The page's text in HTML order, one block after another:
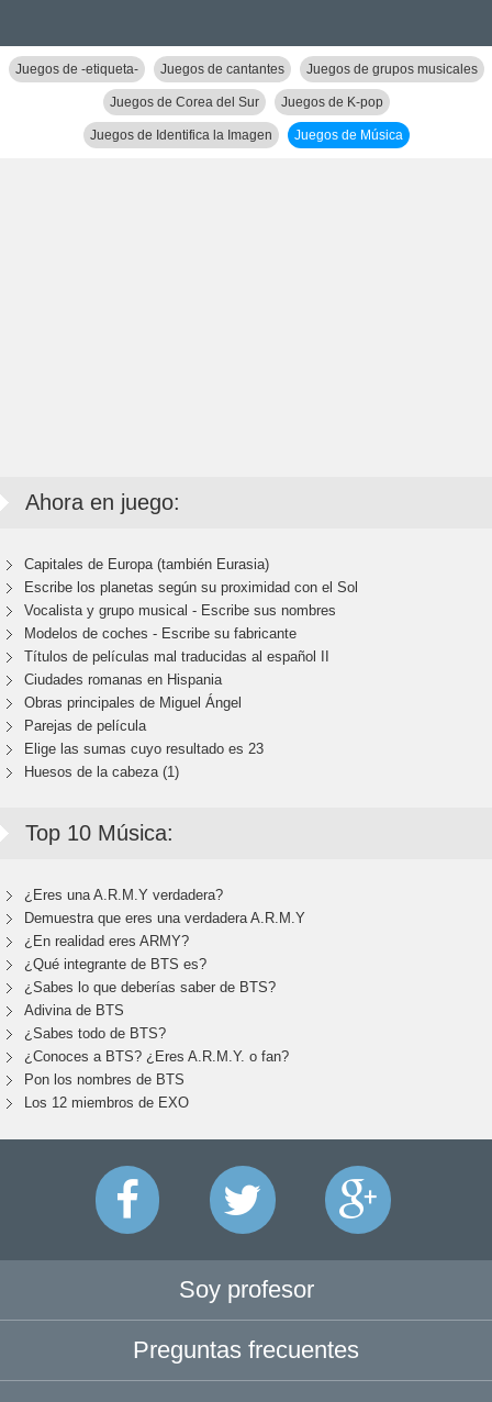
Juegos de -etiqueta- Juegos de cantantes Juegos de grupos musicales
Juegos de Corea del Sur Juegos de K-pop
Juegos de Identifica la Imagen Juegos de Música
Ahora en juego:
Capitales de Europa (también Eurasia)
Escribe los planetas según su proximidad con el Sol
Vocalista y grupo musical - Escribe sus nombres
Modelos de coches - Escribe su fabricante
Títulos de películas mal traducidas al español II
Ciudades romanas en Hispania
Obras principales de Miguel Ángel
Parejas de película
Elige las sumas cuyo resultado es 23
Huesos de la cabeza (1)
Top 10 Música:
¿Eres una A.R.M.Y verdadera?
Demuestra que eres una verdadera A.R.M.Y
¿En realidad eres ARMY?
¿Qué integrante de BTS es?
¿Sabes lo que deberías saber de BTS?
Adivina de BTS
¿Sabes todo de BTS?
¿Conoces a BTS? ¿Eres A.R.M.Y. o fan?
Pon los nombres de BTS
Los 12 miembros de EXO
Soy profesor
Preguntas frecuentes